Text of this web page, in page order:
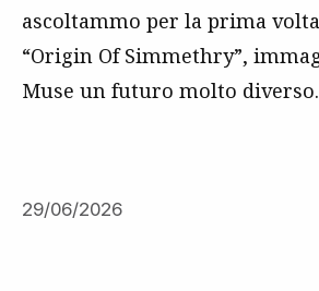
ascoltammo per la prima volta
“Origin Of Simmethry”,
Muse un futuro molto diverso.
29/06/2026